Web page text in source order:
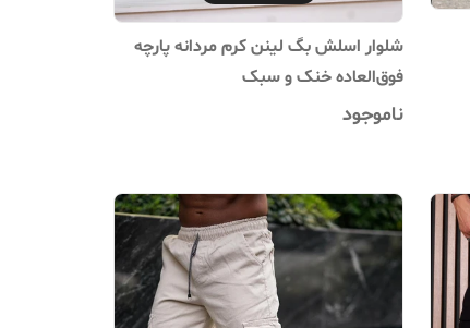
شلوار اسلش بگ لینن کرم مردانه پارچه
فوق‌العاده خنک و سبک
ناموجود